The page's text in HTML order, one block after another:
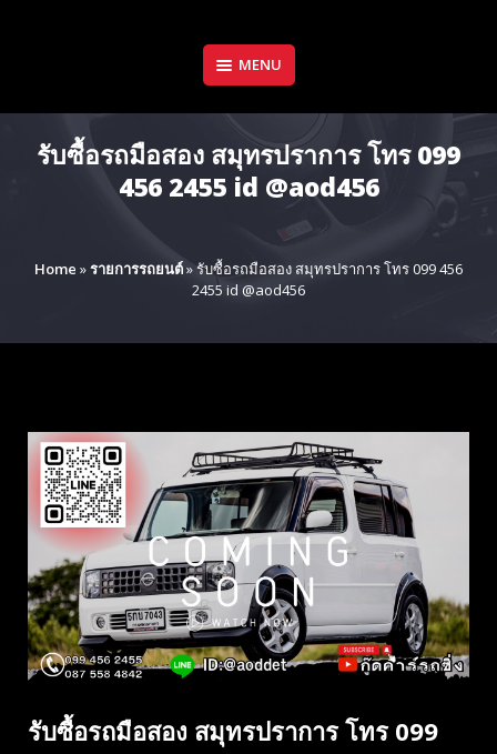
MENU
รับซื้อรถมือสอง สมุทรปราการ โทร 099
456 2455 id @aod456
Home »รายการรถยนต์»รับซื้อรถมือสอง สมุทรปราการ โทร 099 456
2455 id @aod456
รับซื้อรถมือสอง สมุทรปราการ โทร 099